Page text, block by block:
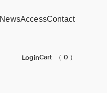
NewsAccessContact
LoginCart （ 0 ）